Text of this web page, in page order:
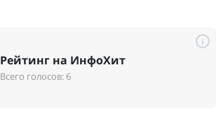
Рейтинг на ИнфоХит
Всего голосов: 6
i